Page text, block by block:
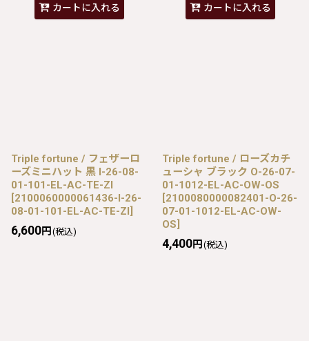
カートに入れる カートに入れる
Triple fortune / フェザーロ
ーズミニハット 黒 I-26-08-
01-101-EL-AC-TE-ZI
[2100060000061436-I-26-
08-01-101-EL-AC-TE-ZI]
6,600円 (税込)
Triple fortune / ローズカチ
ューシャ ブラック O-26-07-
01-1012-EL-AC-OW-OS
[2100080000082401-O-26-
07-01-1012-EL-AC-OW-
OS]
4,400円 (税込)